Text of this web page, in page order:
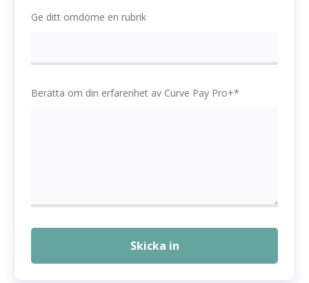
Ge ditt omdöme en rubrik
Berätta om din erfarenhet av Curve Pay Pro+*
Skicka in